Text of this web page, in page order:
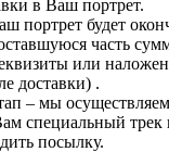
в Ваш портрет.
портрет будет
часть
или
доставки) .
– мы осуществляем
специальный трек
посылку.